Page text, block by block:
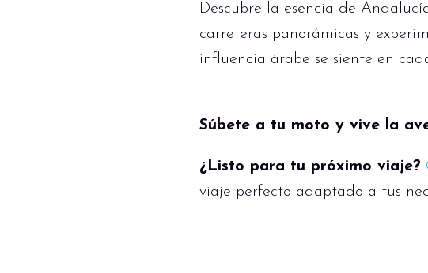
Descubre la esencia de
carreteras panorámicas y
influencia árabe se siente en
Súbete a tu moto y vive la
¿Listo para tu próximo viaje?
viaje perfecto adaptado a tus